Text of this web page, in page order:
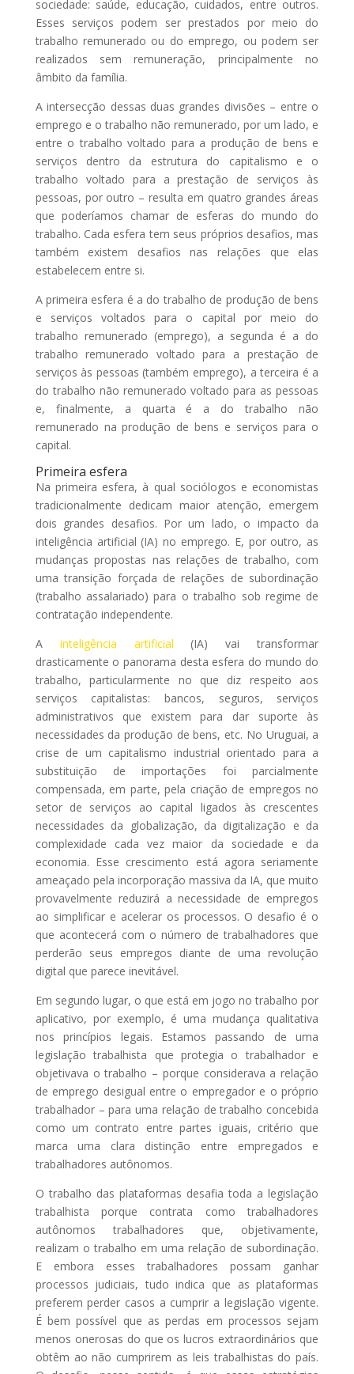
sociedade: saúde, educação, cuidados, entre outros.
Esses serviços podem ser prestados por meio do
trabalho remunerado ou do emprego, ou podem ser
realizados sem remuneração, principalmente no
âmbito da família.
A intersecção dessas duas grandes divisões – entre o
emprego e o trabalho não remunerado, por um lado, e
entre o trabalho voltado para a produção de bens e
serviços dentro da estrutura do capitalismo e o
trabalho voltado para a prestação de serviços às
pessoas, por outro – resulta em quatro grandes áreas
que poderíamos chamar de esferas do mundo do
trabalho. Cada esfera tem seus próprios desafios, mas
também existem desafios nas relações que elas
estabelecem entre si.
A primeira esfera é a do trabalho de produção de bens
e serviços voltados para o capital por meio do
trabalho remunerado (emprego), a segunda é a do
trabalho remunerado voltado para a prestação de
serviços às pessoas (também emprego), a terceira é a
do trabalho não remunerado voltado para as pessoas
e, finalmente, a quarta é a do trabalho não
remunerado na produção de bens e serviços para o
capital.
Primeira esfera
Na primeira esfera, à qual sociólogos e economistas
tradicionalmente dedicam maior atenção, emergem
dois grandes desafios. Por um lado, o impacto da
inteligência artificial (IA) no emprego. E, por outro, as
mudanças propostas nas relações de trabalho, com
uma transição forçada de relações de subordinação
(trabalho assalariado) para o trabalho sob regime de
contratação independente.
A inteligência artificial (IA) vai transformar
drasticamente o panorama desta esfera do mundo do
trabalho, particularmente no que diz respeito aos
serviços capitalistas: bancos, seguros, serviços
administrativos que existem para dar suporte às
necessidades da produção de bens, etc. No Uruguai, a
crise de um capitalismo industrial orientado para a
substituição de importações foi parcialmente
compensada, em parte, pela criação de empregos no
setor de serviços ao capital ligados às crescentes
necessidades da globalização, da digitalização e da
complexidade cada vez maior da sociedade e da
economia. Esse crescimento está agora seriamente
ameaçado pela incorporação massiva da IA, que muito
provavelmente reduzirá a necessidade de empregos
ao simplificar e acelerar os processos. O desafio é o
que acontecerá com o número de trabalhadores que
perderão seus empregos diante de uma revolução
digital que parece inevitável.
Em segundo lugar, o que está em jogo no trabalho por
aplicativo, por exemplo, é uma mudança qualitativa
nos princípios legais. Estamos passando de uma
legislação trabalhista que protegia o trabalhador e
objetivava o trabalho – porque considerava a relação
de emprego desigual entre o empregador e o próprio
trabalhador – para uma relação de trabalho concebida
como um contrato entre partes iguais, critério que
marca uma clara distinção entre empregados e
trabalhadores autônomos.
O trabalho das plataformas desafia toda a legislação
trabalhista porque contrata como trabalhadores
autônomos trabalhadores que, objetivamente,
realizam o trabalho em uma relação de subordinação.
E embora esses trabalhadores possam ganhar
processos judiciais, tudo indica que as plataformas
preferem perder casos a cumprir a legislação vigente.
É bem possível que as perdas em processos sejam
menos onerosas do que os lucros extraordinários que
obtêm ao não cumprirem as leis trabalhistas do país.